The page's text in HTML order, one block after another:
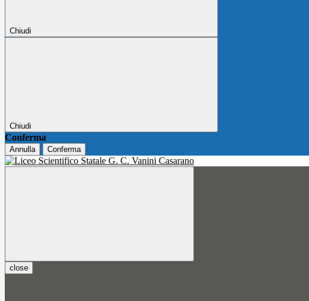
Chiudi
Chiudi
Conferma
Annulla Conferma
close